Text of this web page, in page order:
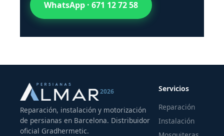
WhatsApp · 671 12 72 58
2026
Reparación, instalación y motorización
de persianas en Barcelona. Distribuidor
oficial Gradhermetic.
Servicios
Reparación
Instalación